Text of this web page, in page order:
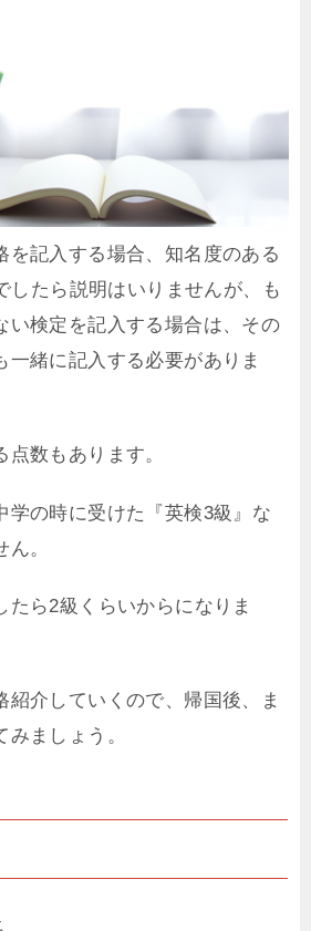
を記入する場合、知名度のある
したら説明はいりませんが、も
い検定を記入する場合は、その
一緒に記入する必要がありま
数もあります。
学の時に受けた『英検3級』な
。
たら2級くらいからになりま
紹介していくので、帰国後、ま
ましょう。